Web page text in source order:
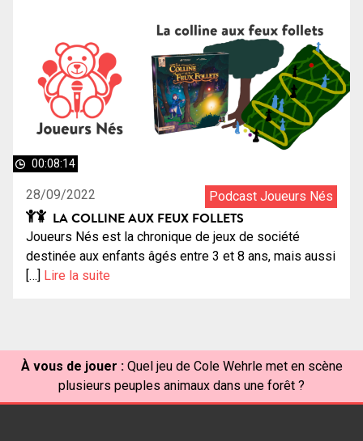
00:08:14
28/09/2022 Podcast Joueurs Nés
LA COLLINE AUX FEUX FOLLETS
Joueurs Nés est la chronique de jeux de société
destinée aux enfants âgés entre 3 et 8 ans, mais aussi
[…] Lire la suite
À vous de jouer : Quel jeu de Cole Wehrle met en scène
plusieurs peuples animaux dans une forêt ?